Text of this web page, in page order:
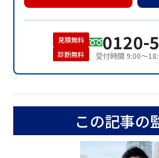
見積無料
診断無料
0120-
受付時間 9:00〜
この記事の